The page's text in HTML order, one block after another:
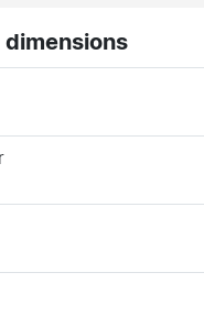
dimensions